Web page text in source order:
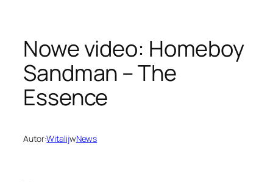
Nowe video: Homeboy
Sandman – The
Essence
Autor:WitalijwNews